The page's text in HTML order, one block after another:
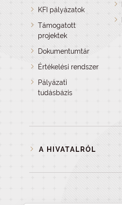
KFI pályázatok
Támogatott
projektek
Dokumentumtár
Értékelési rendszer
Pályázati
tudásbázis
A HIVATALRÓL